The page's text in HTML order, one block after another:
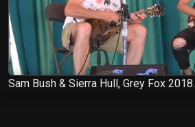
Sam Bush & Sierra Hull, Grey Fox 2018.